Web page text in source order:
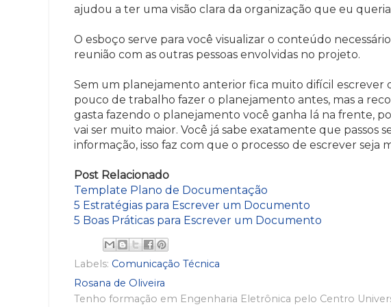
ajudou a ter uma visão clara da organização que eu
O esboço serve para você visualizar o conteúdo
reunião com as outras pessoas envolvidas no projeto.
Sem um planejamento anterior fica muito difícil
pouco de trabalho fazer o planejamento antes, mas a
gasta fazendo o planejamento você ganha lá na frente,
vai ser muito maior. Você já sabe exatamente que passos
informação, isso faz com que o processo de escrever seja
Post Relacionado
Template Plano de Documentação
5 Estratégias para Escrever um Documento
5 Boas Práticas para Escrever um Documento
Labels: Comunicação Técnica
Rosana de Oliveira
Tenho formação em Engenharia Eletrônica pelo Centro